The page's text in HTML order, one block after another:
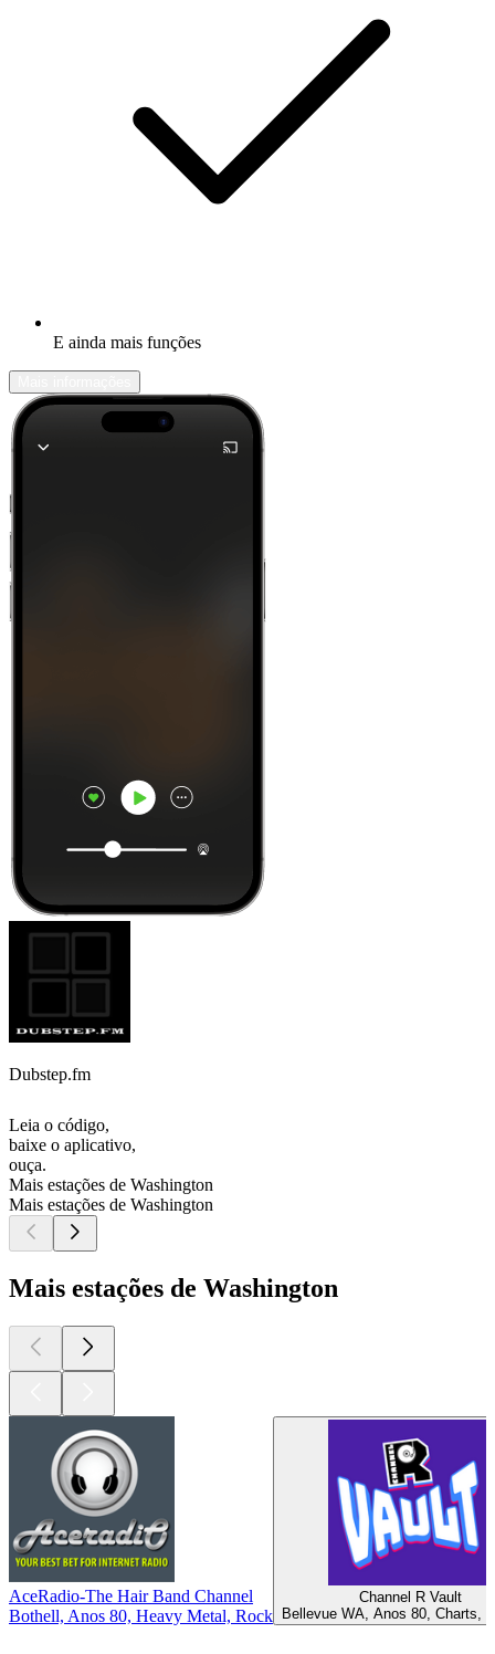
E ainda mais funções
Dubstep.fm
Leia o código,
baixe o aplicativo,
ouça.
Mais estações de Washington
Mais estações de Washington
Mais estações de Washington
AceRadio-The Hair Band Channel
Bothell, Anos 80, Heavy Metal, Rock
Channel R Vault
Bellevue WA, Anos 80, Charts,